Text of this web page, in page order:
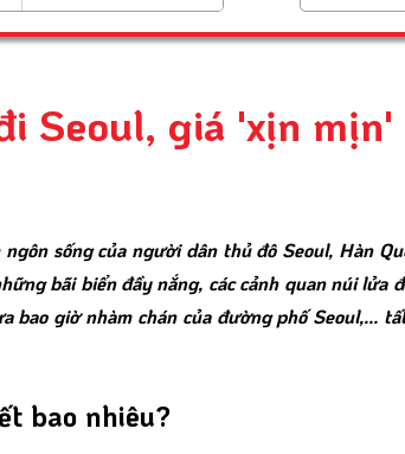
Seoul, giá 'xịn
sống của người dân thủ đô Seoul, Hàn
bãi biển đầy nắng, các cảnh quan núi lửa
bao giờ nhàm chán của đường phố Seoul,...
bao nhiêu?